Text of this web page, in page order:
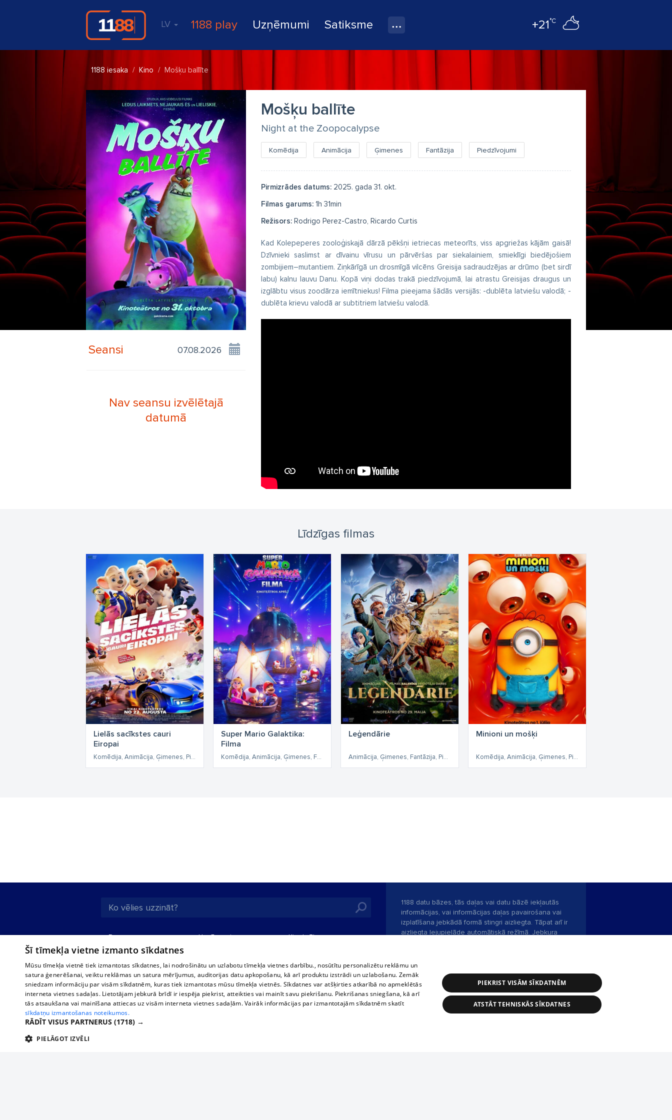
LV 1188 play Uzņēmumi Satiksme +21°C
1188 iesaka Kino Mošķu ballīte
Seansi
Nav seansu izvēlētajā
datumā
Mošķu ballīte
Night at the Zoopocalypse
Komēdija Animācija Ģimenes Fantāzija Piedzīvojumi
Pirmizrādes datums: 2025. gada 31. okt.
Filmas garums: 1h 31min
Režisors: Rodrigo Perez-Castro, Ricardo Curtis
Kad Kolepeperes zooloģiskajā dārzā pēkšņi ietriecas meteorīts, viss apgriežas kājām gaisā!
Dzīvnieki saslimst ar dīvainu vīrusu un pārvēršas par siekalainiem, smieklīgi biedējošiem
zombijiem–mutantiem. Ziņkārīgā un drosmīgā vilcēns Greisija sadraudzējas ar drūmo (bet sirdī
labu) kalnu lauvu Danu. Kopā viņi dodas trakā piedzīvojumā, lai atrastu Greisijas draugus un
izglābtu visus zoodārza iemītniekus! Filma pieejama šādās versijās: -dublēta latviešu valodā; -
dublēta krievu valodā ar subtitriem latviešu valodā.
Līdzīgas filmas
Lielās sacīkstes cauri
Eiropai
Komēdija, Animācija, Ģimenes, Piedzīvojumi
Super Mario Galaktika:
Filma
Komēdija, Animācija, Ģimenes, Fantāzija, Piedzīvojumi
Leģendārie
Animācija, Ģimenes, Fantāzija, Piedzīvojumi
Minioni un mošķi
Komēdija, Animācija, Ģimenes, Piedzīvojumi
Par mums
Reklāma
Biznesa klientiem
Tarifi
Privātuma politika
Sīkdatņu iestatījumi
Politiskā reklāma
Uzņēmumi
Autobusu biļetes
Vilcienu biļetes
Kinoteātros
Līguma noteikumi
360 Ziņas kontakti
1188 datu bāzes, tās daļas vai datu bāzē iekļautās
informācijas, vai informācijas daļas pavairošana vai
izplatīšana jebkādā formā stingri aizliegta. Tāpat arī ir
aizliegta lejupielāde automātiskā režīmā. Jebkura
Portāla palīdzības dienests: e-pasts -info@1188.lv
SIA Helio Media2004-2026
Šī tīmekļa vietne izmanto sīkdatnes
Mūsu tīmekļa vietnē tiek izmantotas sīkdatnes, lai nodrošinātu un uzlabotu tīmekļa vietnes darbību., nosūtītu personalizētu reklāmu un
satura ģenerēšanai, veiktu reklāmas un satura mērījumus, auditorijas datu apkopošanu, kā arī produktu izstrādi un uzlabošanu. Zemāk
sniedzam informāciju par visām sīkdatnēm, kuras tiek izmantotas mūsu tīmekļa vietnēs. Sīkdatnes var atšķirties atkarībā no apmeklētās
interneta vietnes sadaļas. Lietotājam jebkurā brīdī ir iespēja piekrist, atteikties vai mainīt savu piekrišanu. Piekrišanas sniegšana, kā arī
tās atsaukšana vai mainīšana attiecas uz visām interneta vietnes sadaļām. Vairāk informācijas par izmantotajām sīkdatnēm skatīt
sīkdatņu izmantošanas noteikumos.
RĀDĪT VISUS PARTNERUS (1718) →
PIELĀGOT IZVĒLI
PIEKRIST VISĀM SĪKDATNĒM
ATSTĀT TEHNISKĀS SĪKDATNES